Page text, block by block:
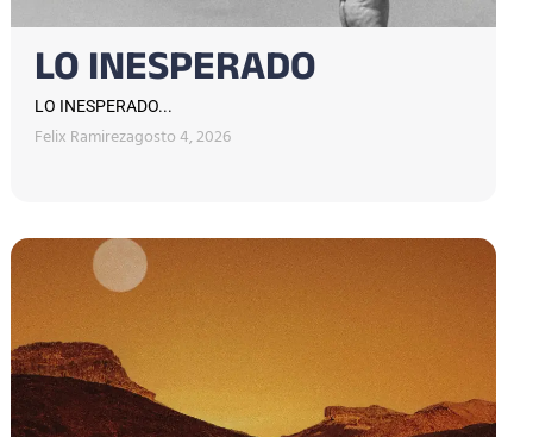
LO INESPERADO
LO INESPERADO...
Felix Ramirezagosto 4, 2026